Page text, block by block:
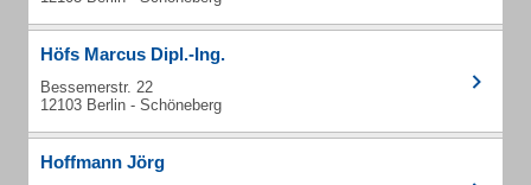
Höfs Marcus Dipl.-Ing.
Bessemerstr. 22
12103 Berlin - Schöneberg
Hoffmann Jörg